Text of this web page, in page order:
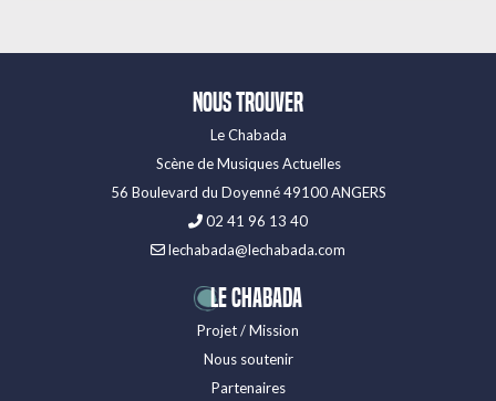
Nous trouver
Le Chabada
Scène de Musiques Actuelles
56 Boulevard du Doyenné 49100 ANGERS
02 41 96 13 40
lechabada@lechabada.com
LE CHABADA
Projet / Mission
Nous soutenir
Partenaires